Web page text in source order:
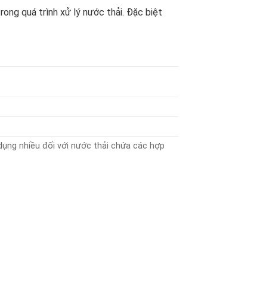
quá trình xử lý nước thải. Đặc biệt
nhiều đối với nước thải chứa các hợp